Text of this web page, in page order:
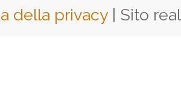
della privacy | Sito